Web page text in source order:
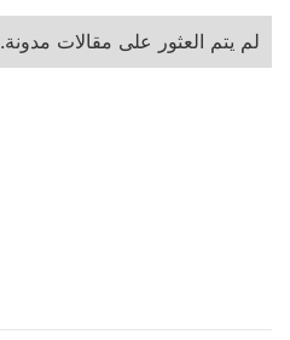
لم يتم العثور على مقالات مدونة.